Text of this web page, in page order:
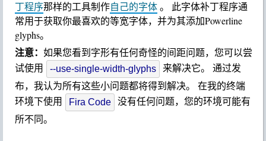
Scott Hanselman:
请注意我在 prompt 中也使用了 Powerline 。 我正在使用
Fira Code
改进过的Powerline字体或使用像Nerd Fonts和它的字体补
丁程序 那样的工具制作自己的字体 。 此字体补丁程序通
常用于获取你最喜欢的等宽字体，并为其添加Powerline
glyphs。
注意：如果您看到字形有任何奇怪的间距问题，您可以尝